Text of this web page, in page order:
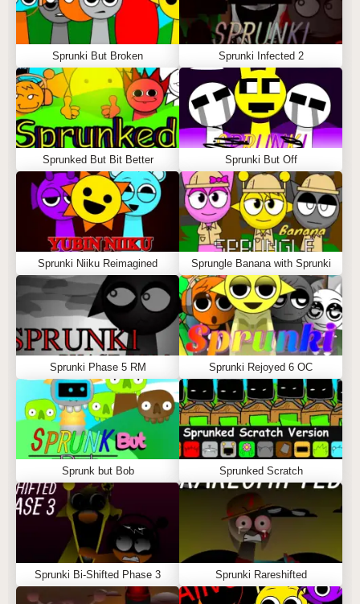
Sprunki But Broken Sprunki Infected 2
Sprunked But Bit Better Sprunki But Off
Sprunki Niiku Reimagined Sprungle Banana with Sprunki
Sprunki Phase 5 RM Sprunki Rejoyed 6 OC
Sprunk but Bob Sprunked Scratch
Sprunki Bi-Shifted Phase 3 Sprunki Rareshifted